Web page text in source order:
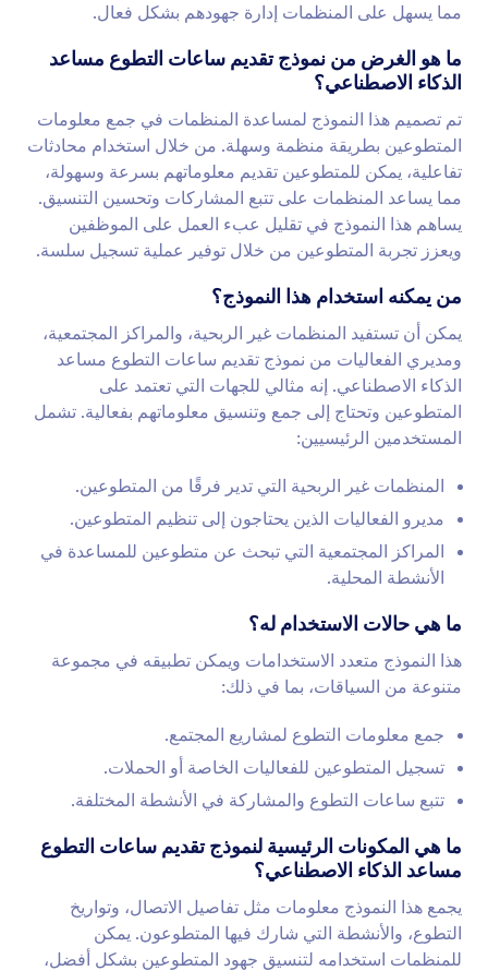
مما يسهل على المنظمات إدارة جهودهم بشكل فعال.
ما هو الغرض من نموذج تقديم ساعات التطوع مساعد
الذكاء الاصطناعي؟
تم تصميم هذا النموذج لمساعدة المنظمات في جمع معلومات
المتطوعين بطريقة منظمة وسهلة. من خلال استخدام محادثات
تفاعلية، يمكن للمتطوعين تقديم معلوماتهم بسرعة وسهولة،
مما يساعد المنظمات على تتبع المشاركات وتحسين التنسيق.
يساهم هذا النموذج في تقليل عبء العمل على الموظفين
ويعزز تجربة المتطوعين من خلال توفير عملية تسجيل سلسة.
من يمكنه استخدام هذا النموذج؟
يمكن أن تستفيد المنظمات غير الربحية، والمراكز المجتمعية،
ومديري الفعاليات من نموذج تقديم ساعات التطوع مساعد
الذكاء الاصطناعي. إنه مثالي للجهات التي تعتمد على
المتطوعين وتحتاج إلى جمع وتنسيق معلوماتهم بفعالية. تشمل
المستخدمين الرئيسيين:
المنظمات غير الربحية التي تدير فرقًا من المتطوعين.
مديرو الفعاليات الذين يحتاجون إلى تنظيم المتطوعين.
المراكز المجتمعية التي تبحث عن متطوعين للمساعدة في
الأنشطة المحلية.
ما هي حالات الاستخدام له؟
هذا النموذج متعدد الاستخدامات ويمكن تطبيقه في مجموعة
متنوعة من السياقات، بما في ذلك:
جمع معلومات التطوع لمشاريع المجتمع.
تسجيل المتطوعين للفعاليات الخاصة أو الحملات.
تتبع ساعات التطوع والمشاركة في الأنشطة المختلفة.
ما هي المكونات الرئيسية لنموذج تقديم ساعات التطوع
مساعد الذكاء الاصطناعي؟
يجمع هذا النموذج معلومات مثل تفاصيل الاتصال، وتواريخ
التطوع، والأنشطة التي شارك فيها المتطوعون. يمكن
للمنظمات استخدامه لتنسيق جهود المتطوعين بشكل أفضل،